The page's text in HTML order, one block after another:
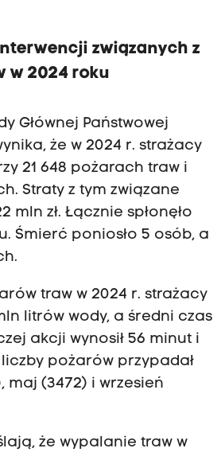
związanych z
w 2024 roku
Głównej Państwowej
że w 2024 r. strażacy
21 648 pożarach traw i
Straty z tym związane
mln zł. Łącznie spłonęło
Śmierć poniosło 5 osób, a
traw w 2024 r. strażacy
litrów wody, a średni czas
akcji wynosił 56 minut i
liczby pożarów przypadał
maj (3472) i wrzesień
że wypalanie traw w